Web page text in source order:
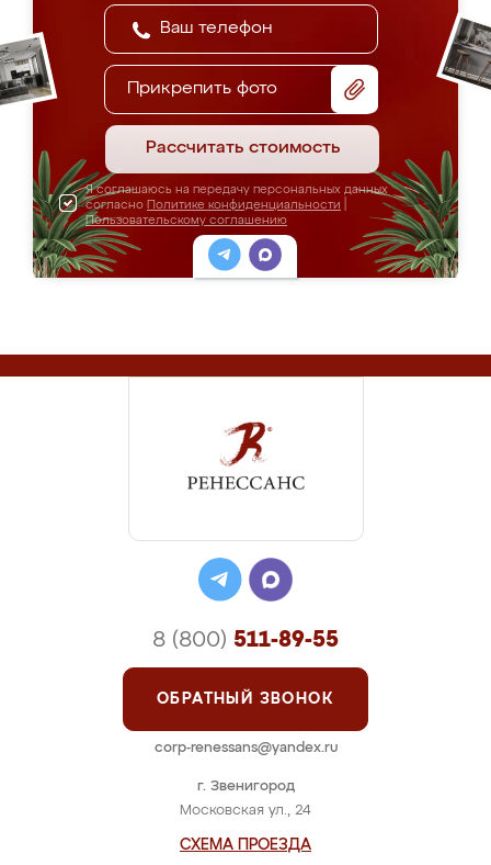
Прикрепить фото
Рассчитать стоимость
Я соглашаюсь на передачу персональных данных
согласно Политике конфиденциальности
Пользовательскому соглашению
г. Звенигород
Московская ул., 24
СХЕМА ПРОЕЗДА
8 (800) 511-89-55
ОБРАТНЫЙ ЗВОНОК
corp-renessans@yandex.ru